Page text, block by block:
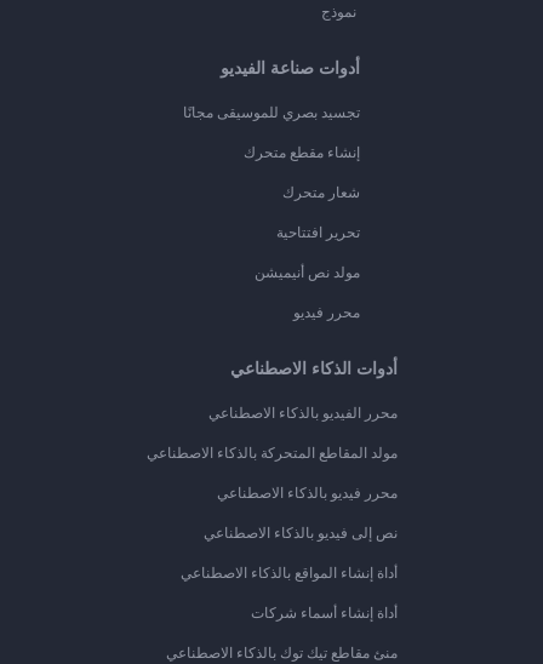
نموذج
أدوات صناعة الفيديو
تجسيد بصري للموسيقى مجانًا
إنشاء مقطع متحرك
شعار متحرك
تحرير افتتاحية
مولد نص أنيميشن
محرر فيديو
أدوات الذكاء الاصطناعي
محرر الفيديو بالذكاء الاصطناعي
مولد المقاطع المتحركة بالذكاء الاصطناعي
محرر فيديو بالذكاء الاصطناعي
نص إلى فيديو بالذكاء الاصطناعي
أداة إنشاء المواقع بالذكاء الاصطناعي
أداة إنشاء أسماء شركات
منئ مقاطع تيك توك بالذكاء الاصطناعي